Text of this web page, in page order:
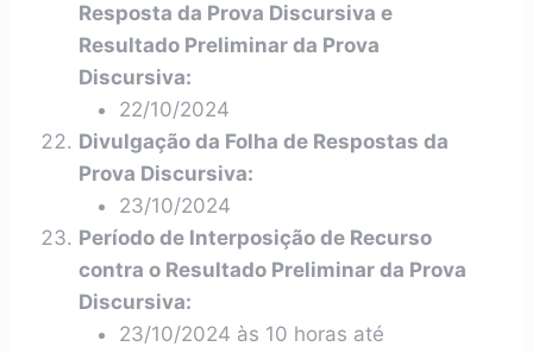
Resposta da Prova Discursiva e
Resultado Preliminar da Prova
Discursiva:
22/10/2024
Divulgação da Folha de Respostas da
Prova Discursiva:
23/10/2024
Período de Interposição de Recurso
contra o Resultado Preliminar da Prova
Discursiva:
23/10/2024 às 10 horas até